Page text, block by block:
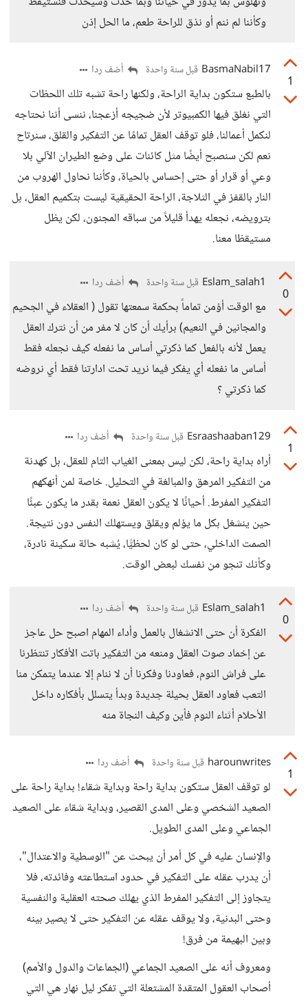
وكأننا لم ننم أو نذق للراحة طعم، ما الحل إذن
1
BasmaNabil17 قبل سنة واحدة أضف ردا
بالطبع ستكون بداية الراحة، ولكنها راحة تشبه تلك اللحظات
التي نغلق فيها الكمبيوتر لأن ضجيجه أزعجنا، ننسى أننا نحتاجه
لنكمل أعمالنا، فلو توقف العقل تمامًا عن التفكير والقلق، سنرتاح
نعم لكن سنصبح أيضًا مثل كائنات على وضع الطيران الآلي بلا
وعي أو قرار أو حتى إحساس بالحياة، وكأننا نحاول الهروب من
النار بالقفز في الثلاجة، الراحة الحقيقية ليست بتكميم العقل، بل
بترويضه، نجعله يهدأ قليلاً من سباقه المجنون، لكن يظل
مستيقظا معنا.
0
Eslam_salah1 قبل سنة واحدة أضف ردا
مع الوقت أؤمن تماماً بحكمة سمعتها تقول ( العقلاء في الجحيم
والمجانين في النعيم) برأيك أن كان لا مفر من أن نترك العقل
يعمل لأنه بالفعل كما ذكرتي أساس ما نفعله كيف نجعله فقط
أساس ما نفعله أي يفكر فيما نريد تحت ادارتنا فقط أي نروضه
كما ذكرتي ؟
1
Esraashaaban129 قبل سنة واحدة أضف ردا
أراه بداية راحة، لكن ليس بمعنى الغياب التام للعقل، بل كهدنة
من التفكير المرهق والمبالغة في التحليل. خاصة لمن أنهكهم
التفكير المفرط. أحيانًا لا يكون العقل نعمة بقدر ما يكون عبئًا
حين ينشغل بكل ما يؤلم ويقلق ويستهلك النفس دون نتيجة.
الصمت الداخلي، حتى لو كان لحظيًّا، يُشبه حالة سكينة نادرة،
وكأنك تنجو من نفسك لبعض الوقت.
0
Eslam_salah1 قبل سنة واحدة أضف ردا
الفكرة أن حتى الانشغال بالعمل وأداء المهام اصبح حل عاجز
عن إخماد صوت العقل ومنعه من التفكير باتت الأفكار تنتظرنا
على فراش النوم، فعاودنا وفكرنا أن لا ننام إلا عندما يتمكن منا
التعب فعاود العقل بحيلة جديدة وبدأ يتسلل بأفكاره داخل
الأحلام أثناء النوم فأين وكيف النجاة منه
1
harounwrites قبل سنة واحدة أضف ردا
لو توقف العقل ستكون بداية راحة وبداية شقاء! بداية راحة على
الصعيد الشخصي وعلى المدى القصير، وبداية شقاء على الصعيد
الجماعي وعلى المدى الطويل.
والإنسان عليه في كل أمر أن يبحث عن "الوسطية والاعتدال"،
أن يدرب عقله على التفكير في حدود استطاعته وفائدته، فلا
يتجاوز إلى التفكير المفرط الذي يهلك صحته العقلية والنفسية
وحتى البدنية، ولا يوقف عقله عن التفكير حتى لا يصير بينه
وبين البهيمة من فرق!
ومعروف أنه على الصعيد الجماعي (الجماعات والدول والأمم)
أصحاب العقول المتقدة المشتعلة التي تفكر ليل نهار هي التي